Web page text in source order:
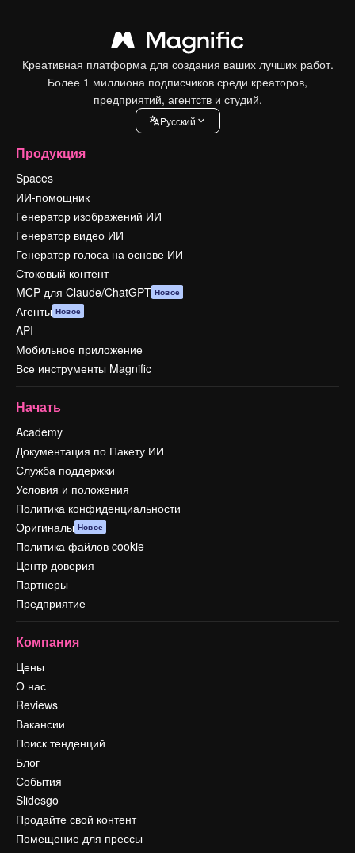
Креативная платформа для создания ваших лучших работ.
Более 1 миллиона подписчиков среди креаторов,
предприятий, агентств и студий.
Pусский
Продукция
Spaces
ИИ-помощник
Генератор изображений ИИ
Генератор видео ИИ
Генератор голоса на основе ИИ
Стоковый контент
MCP для Claude/ChatGPT Новое
Агенты Новое
API
Мобильное приложение
Все инструменты Magnific
Начать
Academy
Документация по Пакету ИИ
Служба поддержки
Условия и положения
Политика конфиденциальности
Оригиналы Новое
Политика файлов cookie
Центр доверия
Партнеры
Предприятие
Компания
Цены
О нас
Reviews
Вакансии
Поиск тенденций
Блог
События
Slidesgo
Продайте свой контент
Помещение для прессы